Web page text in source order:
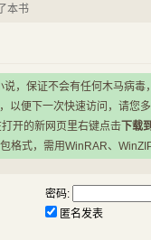
本书
，保证不会有任何木马病毒
便下一次快速访问，请您
打开的新网页里右键点击 下载
式，需用WinRAR、
密码:
匿名发表